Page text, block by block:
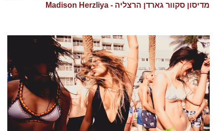
מדיסון סקוור גארדן הרצליה - Madison Herzliya